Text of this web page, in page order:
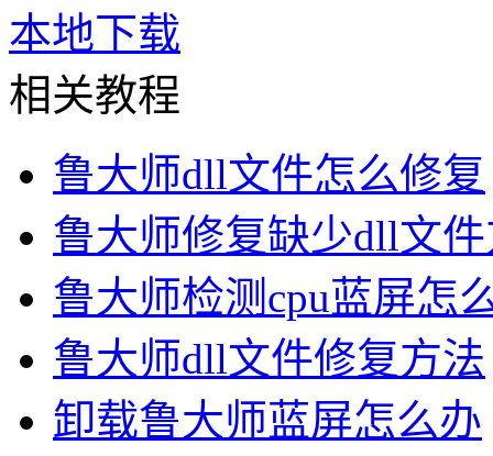
本地下载
相关教程
鲁大师dll文件怎么修复
鲁大师修复缺少dll文
鲁大师检测cpu蓝屏怎
鲁大师dll文件修复方法
卸载鲁大师蓝屏怎么办